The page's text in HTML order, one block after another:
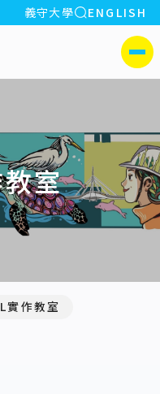
:::
義守大學 全站搜索
ENGLISH
側選單
室
實作教室